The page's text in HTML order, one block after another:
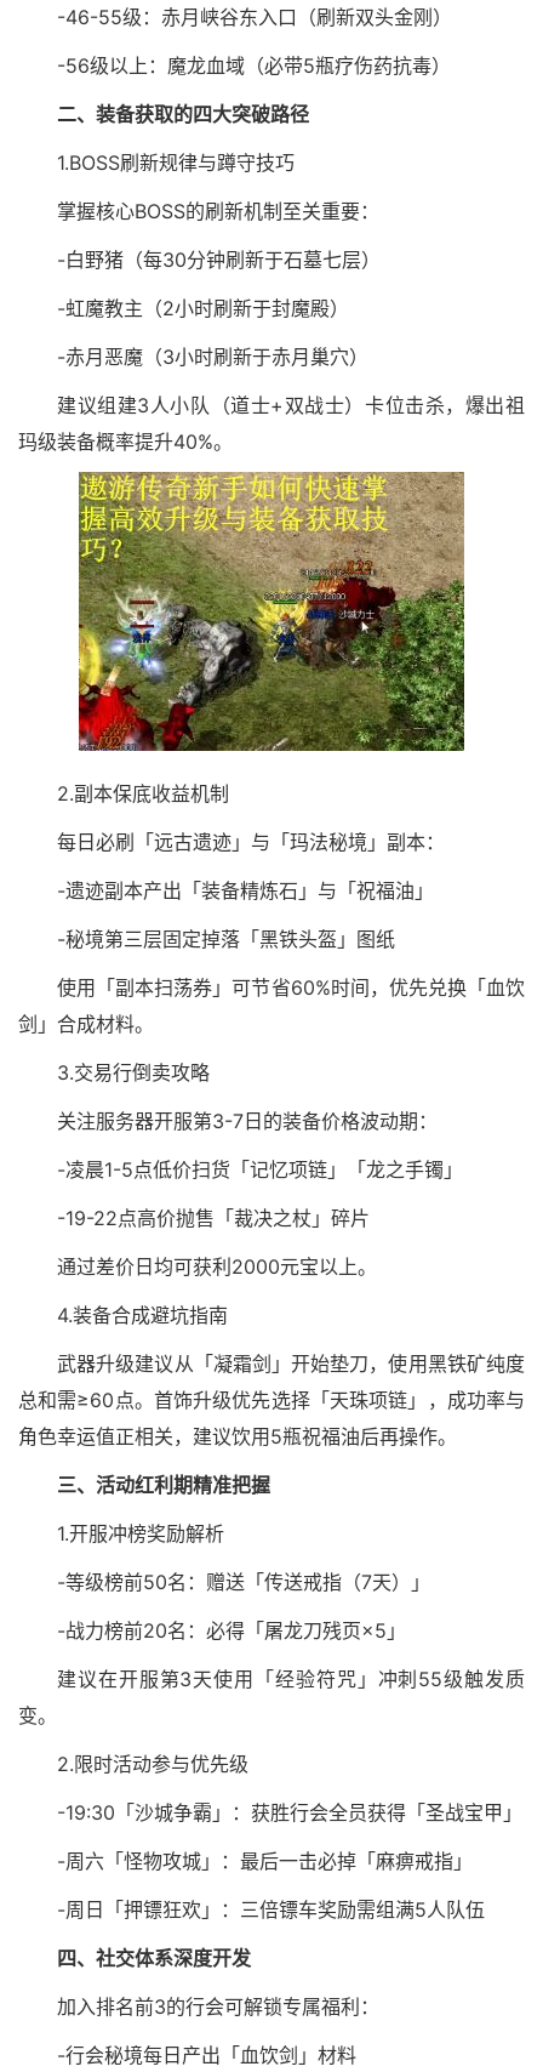
-46-55级：赤月峡谷东入口（刷新双头金刚）
-56级以上：魔龙血域（必带5瓶疗伤药抗毒）
二、装备获取的四大突破路径
1.BOSS刷新规律与蹲守技巧
掌握核心BOSS的刷新机制至关重要：
-白野猪（每30分钟刷新于石墓七层）
-虹魔教主（2小时刷新于封魔殿）
-赤月恶魔（3小时刷新于赤月巢穴）
建议组建3人小队（道士+双战士）卡位击杀，爆出祖
玛级装备概率提升40%。
2.副本保底收益机制
每日必刷「远古遗迹」与「玛法秘境」副本：
-遗迹副本产出「装备精炼石」与「祝福油」
-秘境第三层固定掉落「黑铁头盔」图纸
使用「副本扫荡券」可节省60%时间，优先兑换「血饮
剑」合成材料。
3.交易行倒卖攻略
关注服务器开服第3-7日的装备价格波动期：
-凌晨1-5点低价扫货「记忆项链」「龙之手镯」
-19-22点高价抛售「裁决之杖」碎片
通过差价日均可获利2000元宝以上。
4.装备合成避坑指南
武器升级建议从「凝霜剑」开始垫刀，使用黑铁矿纯度
总和需≥60点。首饰升级优先选择「天珠项链」，成功率与
角色幸运值正相关，建议饮用5瓶祝福油后再操作。
三、活动红利期精准把握
1.开服冲榜奖励解析
-等级榜前50名：赠送「传送戒指（7天）」
-战力榜前20名：必得「屠龙刀残页×5」
建议在开服第3天使用「经验符咒」冲刺55级触发质
变。
2.限时活动参与优先级
-19:30「沙城争霸」：获胜行会全员获得「圣战宝甲」
-周六「怪物攻城」：最后一击必掉「麻痹戒指」
-周日「押镖狂欢」：三倍镖车奖励需组满5人队伍
四、社交体系深度开发
加入排名前3的行会可解锁专属福利：
-行会秘境每日产出「血饮剑」材料